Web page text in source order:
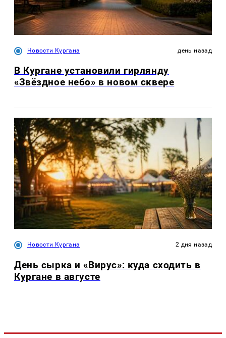
Новости Кургана день назад
В Кургане установили гирлянду
«Звёздное небо» в новом сквере
Новости Кургана 2 дня назад
День сырка и «Вирус»: куда сходить в
Кургане в августе